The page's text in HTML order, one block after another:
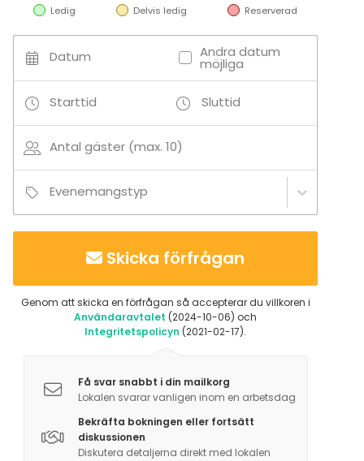
Ledig Delvis ledig Reserverad
Datum Andra datum
möjliga
Starttid Sluttid
Antal gäster (max. 10)
Evenemangstyp
Skicka förfrågan
Genom att skicka en förfrågan så accepterar du villkoren i
Användaravtalet (2024-10-06) och
Integritetspolicyn (2021-02-17).
Få svar snabbt i din mailkorg
Lokalen svarar vanligen inom en arbetsdag
Bekräfta bokningen eller fortsätt
diskussionen
Diskutera detaljerna direkt med lokalen